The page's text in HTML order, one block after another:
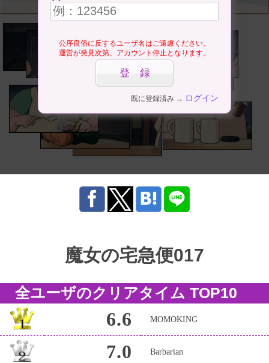
公序良俗に反するユーザ名はご遠慮ください。
運営が発見次第、アカウント停止となります。
既に登録済み → ログイン
魔女の宅急便017
全ユーザのクリアタイム TOP10
6.6 MOMOKING
7.0 Barbarian